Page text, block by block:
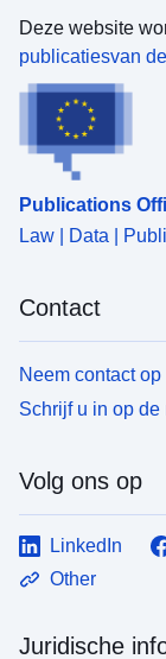
Deze website
publicatiesvan
Publications
Law | Data |
Contact
Neem contact
Schrijf u in op
Volg ons op
LinkedIn
Other
Juridische